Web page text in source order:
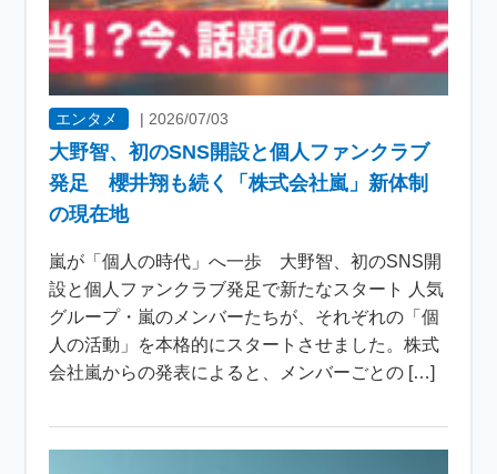
エンタメ | 2026/07/03
大野智、初のSNS開設と個人ファンクラブ
発足 櫻井翔も続く「株式会社嵐」新体制
の現在地
嵐が「個人の時代」へ一歩 大野智、初のSNS開
設と個人ファンクラブ発足で新たなスタート 人気
グループ・嵐のメンバーたちが、それぞれの「個
人の活動」を本格的にスタートさせました。株式
会社嵐からの発表によると、メンバーごとの […]